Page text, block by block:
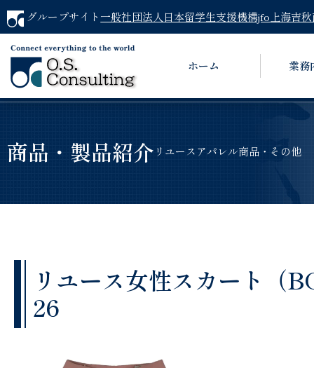
グループサイト 一般社団法人日本留学生支援機構jfo 上海吉
ホーム 業務
商品・製品紹介 リユースアパレル商品・その他
リユース女性スカート
26